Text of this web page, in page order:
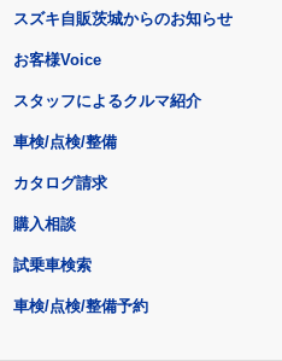
スズキ自販茨城からのお知らせ
お客様Voice
スタッフによるクルマ紹介
車検/点検/整備
カタログ請求
購入相談
試乗車検索
車検/点検/整備予約